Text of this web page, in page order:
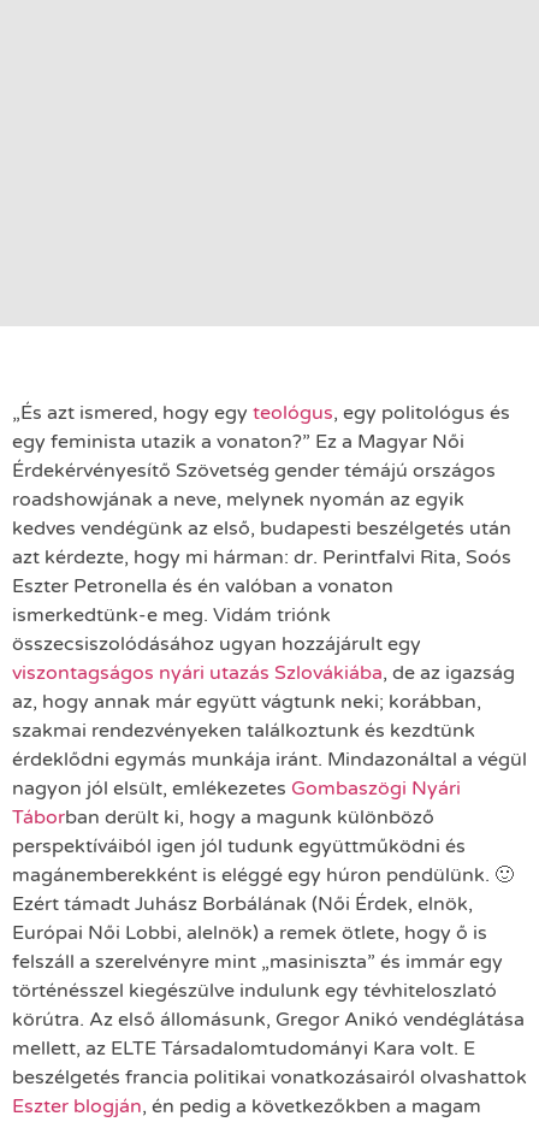
„És azt ismered, hogy egy teológus, egy politológus és
egy feminista utazik a vonaton?” Ez a Magyar Női
Érdekérvényesítő Szövetség gender témájú országos
roadshowjának a neve, melynek nyomán az egyik
kedves vendégünk az első, budapesti beszélgetés után
azt kérdezte, hogy mi hárman: dr. Perintfalvi Rita, Soós
Eszter Petronella és én valóban a vonaton
ismerkedtünk-e meg. Vidám triónk
összecsiszolódásához ugyan hozzájárult egy
viszontagságos nyári utazás Szlovákiába, de az igazság
az, hogy annak már együtt vágtunk neki; korábban,
szakmai rendezvényeken találkoztunk és kezdtünk
érdeklődni egymás munkája iránt. Mindazonáltal a végül
nagyon jól elsült, emlékezetes Gombaszögi Nyári
Táborban derült ki, hogy a magunk különböző
perspektíváiból igen jól tudunk együttműködni és
magánemberekként is eléggé egy húron pendülünk. 🙂
Ezért támadt Juhász Borbálának (Női Érdek, elnök,
Európai Női Lobbi, alelnök) a remek ötlete, hogy ő is
felszáll a szerelvényre mint „masiniszta” és immár egy
történésszel kiegészülve indulunk egy tévhiteloszlató
körútra. Az első állomásunk, Gregor Anikó vendéglátása
mellett, az ELTE Társadalomtudományi Kara volt. E
beszélgetés francia politikai vonatkozásairól olvashattok
Eszter blogján, én pedig a következőkben a magam